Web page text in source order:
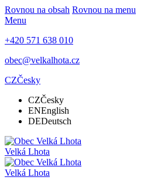
Rovnou na obsah Rovnou na menu
Menu
+420 571 638 010
obec@velkalhota.cz
CZČesky
CZČesky
ENEnglish
DEDeutsch
Velká Lhota
Velká Lhota